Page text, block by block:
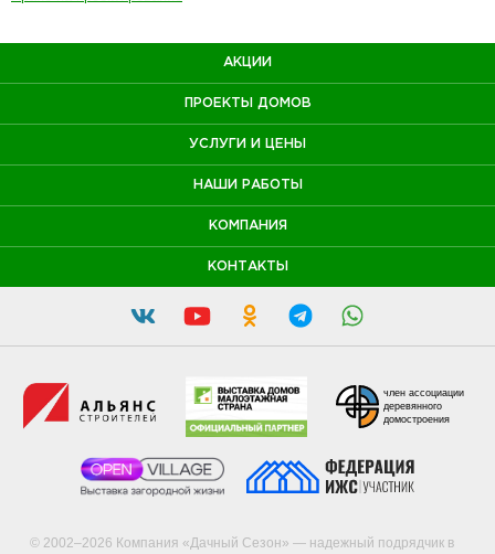
АКЦИИ
ПРОЕКТЫ ДОМОВ
УСЛУГИ И ЦЕНЫ
НАШИ РАБОТЫ
КОМПАНИЯ
КОНТАКТЫ
© 2002–2026 Компания «Дачный Сезон» — надежный подрядчик в
член ассоциации
деревянного
домостроения